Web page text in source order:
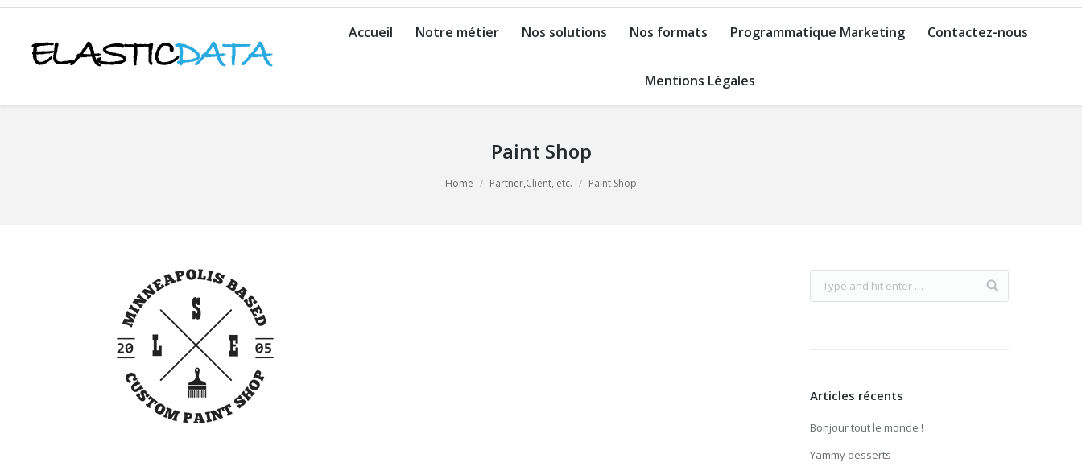
Accueil Notre métier Nos solutions Nos formats Programmatique Marketing Contactez-nous
Mentions Légales
Paint Shop
Home Partner,Client, etc. Paint Shop
Articles récents
Bonjour tout le monde !
Yammy desserts